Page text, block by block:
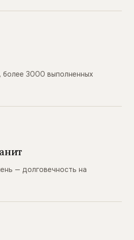
3000 выполненных
— долговечность на